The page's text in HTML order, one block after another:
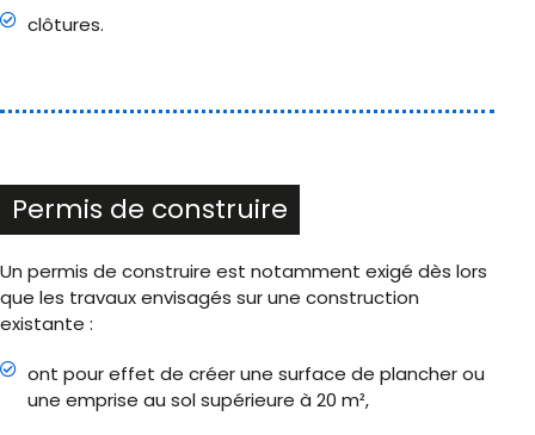
clôtures.
Permis de construire
Un permis de construire est notamment exigé dès lors
que les travaux envisagés sur une construction
existante :
ont pour effet de créer une surface de plancher ou
une emprise au sol supérieure à 20 m²,